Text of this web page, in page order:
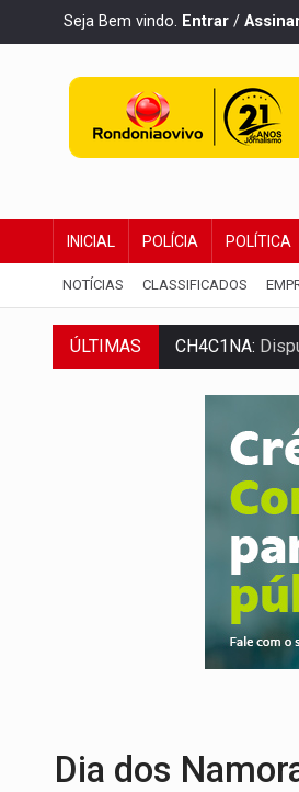
Seja Bem vindo. Entrar /
INICIAL POLÍCIA POLÍTICA
NOTÍCIAS CLASSIFICADOS
ÚLTIMAS CH4C1NA:
IMUNIZAÇÃO:
QUIRINUS:
TRAFICANTE
SUPER EL
FAMÍLIA
BRASIL
TRAGÉDIA:
Dia dos